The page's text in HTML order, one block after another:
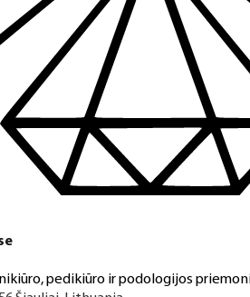
vietoje ir pristatome visoje
ar iškilo problemų su užsakymu, mus